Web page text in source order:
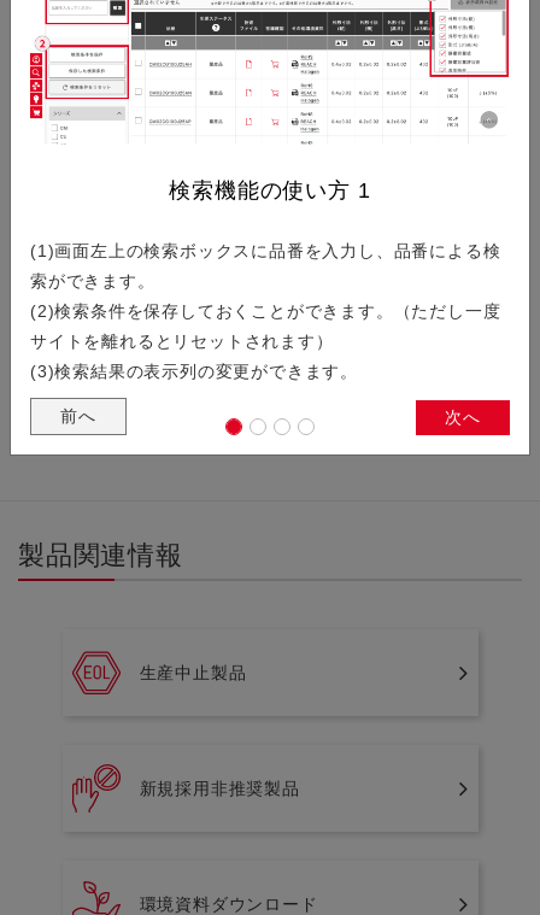
検索機能の使い方 1
(1)画面左上の検索ボックスに品番を入力し、品番による検
索ができます。
(2)検索条件を保存しておくことができます。（ただし一度
サイトを離れるとリセットされます）
(3)検索結果の表示列の変更ができます。
前へ 次へ
器向け「5631シリーズ」を紹介します。小型かつ、フローテ
ィング機構付き基板対基板コネクタで、フローティング量は…
フルシールド構造でEMI特性を向上…
近年、通信機能や情報処理能力の向上などにより、スマートフ
ォンをはじめとする通信端末やスマートウォッチなどウェアラ
ブルデバイスは、ますます高機能化が加速しています。それ…
製品関連情報
生産中止製品
新規採用非推奨製品
環境資料ダウンロード